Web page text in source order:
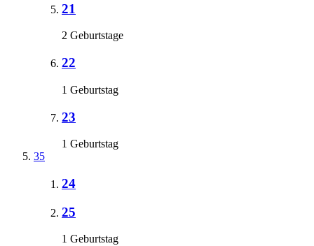
21
2 Geburtstage
22
1 Geburtstag
23
1 Geburtstag
35
24
25
1 Geburtstag